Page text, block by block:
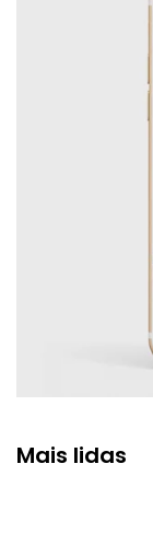
Mais lidas